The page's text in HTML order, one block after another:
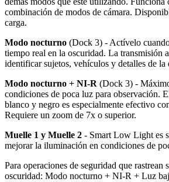
combinación de modos de cámara.
carga.
Modo nocturno (Dock 3) - Actívelo
tiempo real en la oscuridad. La transmisión
identificar sujetos, vehículos y detalles de la
Modo nocturno + NI-R (Dock 3) -
condiciones de poca luz para observación.
blanco y negro es especialmente efectivo
Requiere un zoom de 7x o superior.
Muelle 1 y Muelle 2 - Smart Low Light es
mejorar la iluminación en condiciones de
Para operaciones de seguridad que rastrean
oscuridad: Modo nocturno + NI-R + Luz